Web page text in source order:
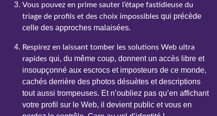
Vous pouvez en prime sauter l’étape fastidieuse du
triage de profils et des choix impossiblesqui précède
celle des approches malaisées.
Respirez en laissant tomber les solutions Web ultra
rapidesqui, du même coup, donnent un accès libre et
insoupçonné aux escrocs et imposteurs de ce monde,
cachés derrière des photos désuètes et descriptions
tout aussi trompeuses. Et n’oubliez pas qu’en affichant
votre profil sur le Web, il devient public et vous en